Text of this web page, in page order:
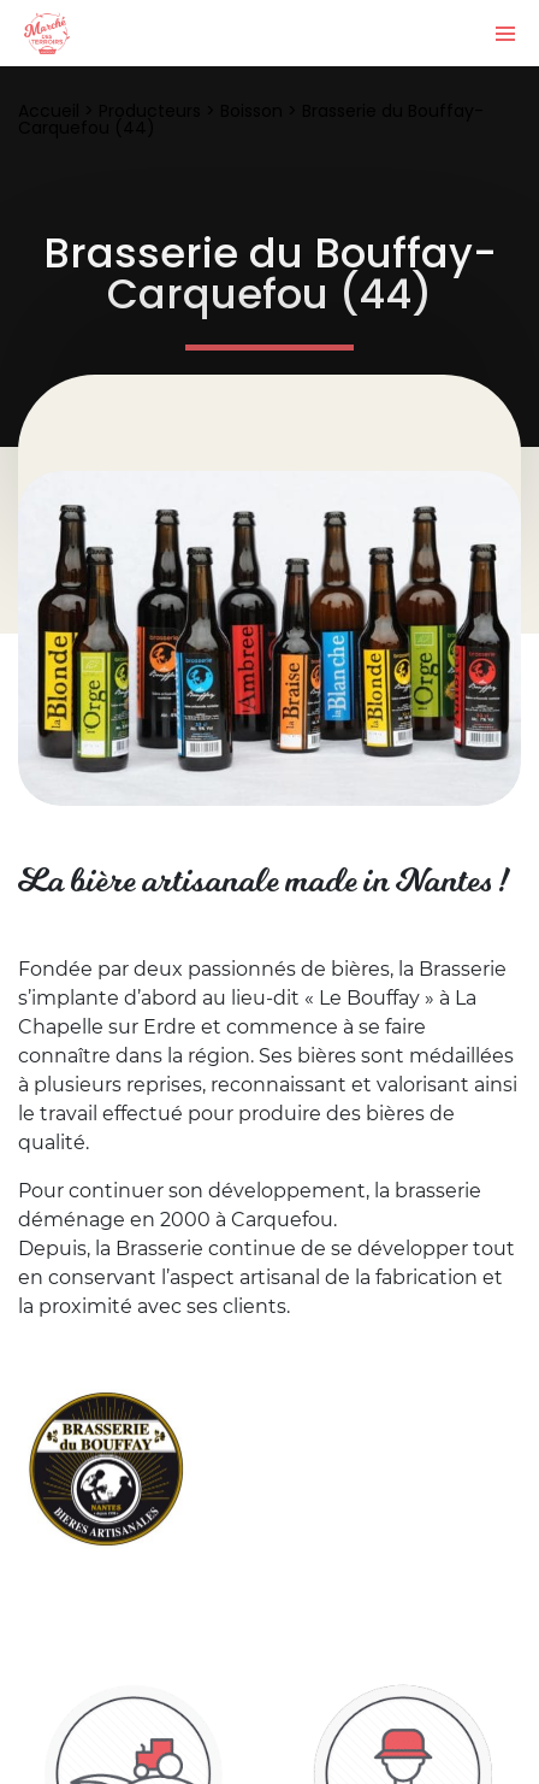
Brasserie du Bouffay-
Carquefou (44)
La bière artisanale made in Nantes !
Fondée par deux passionnés de bières, la Brasserie
s’implante d’abord au lieu-dit « Le Bouffay » à La
Chapelle sur Erdre et commence à se faire
connaître dans la région. Ses bières sont médaillées
à plusieurs reprises, reconnaissant et valorisant ainsi
le travail effectué pour produire des bières de
qualité.
Pour continuer son développement, la brasserie
déménage en 2000 à Carquefou.
Depuis, la Brasserie continue de se développer tout
en conservant l’aspect artisanal de la fabrication et
la proximité avec ses clients.